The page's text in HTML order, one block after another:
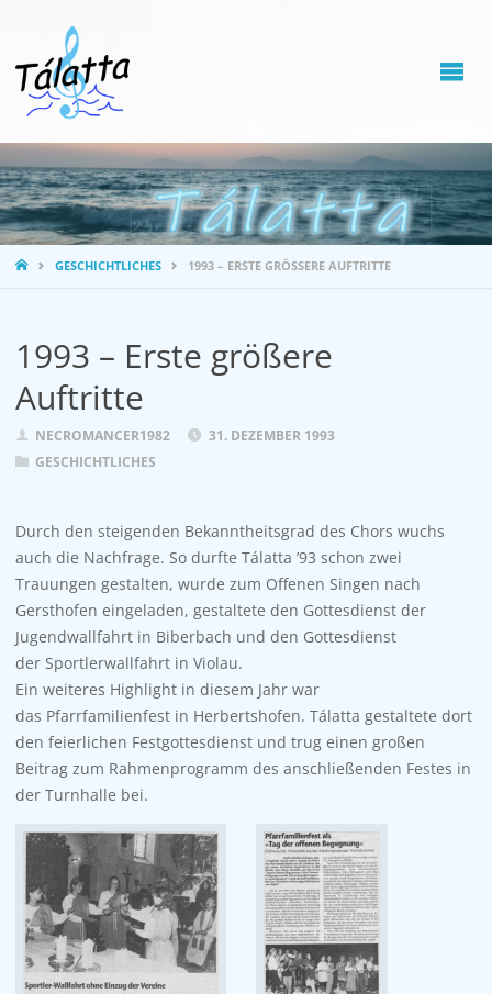
STARTSEITE
GESCHICHTLICHES 1993 – ERSTE GRÖSSERE AUFTRITTE
1993 – Erste größere
Auftritte
NECROMANCER1982
31. DEZEMBER 1993
GESCHICHTLICHES
Durch den steigenden Bekanntheitsgrad des Chors wuchs
auch die Nachfrage. So durfte Tálatta ’93 schon zwei
Trauungen gestalten, wurde zum Offenen Singen nach
Gersthofen eingeladen, gestaltete den Gottesdienst der
Jugendwallfahrt in Biberbach und den Gottesdienst
der Sportlerwallfahrt in Violau.
Ein weiteres Highlight in diesem Jahr war
das Pfarrfamilienfest in Herbertshofen. Tálatta gestaltete dort
den feierlichen Festgottesdienst und trug einen großen
Beitrag zum Rahmenprogramm des anschließenden Festes in
der Turnhalle bei.